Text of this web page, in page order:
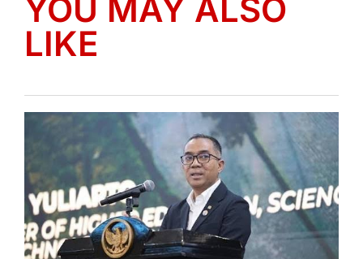
YOU MAY ALSO
LIKE